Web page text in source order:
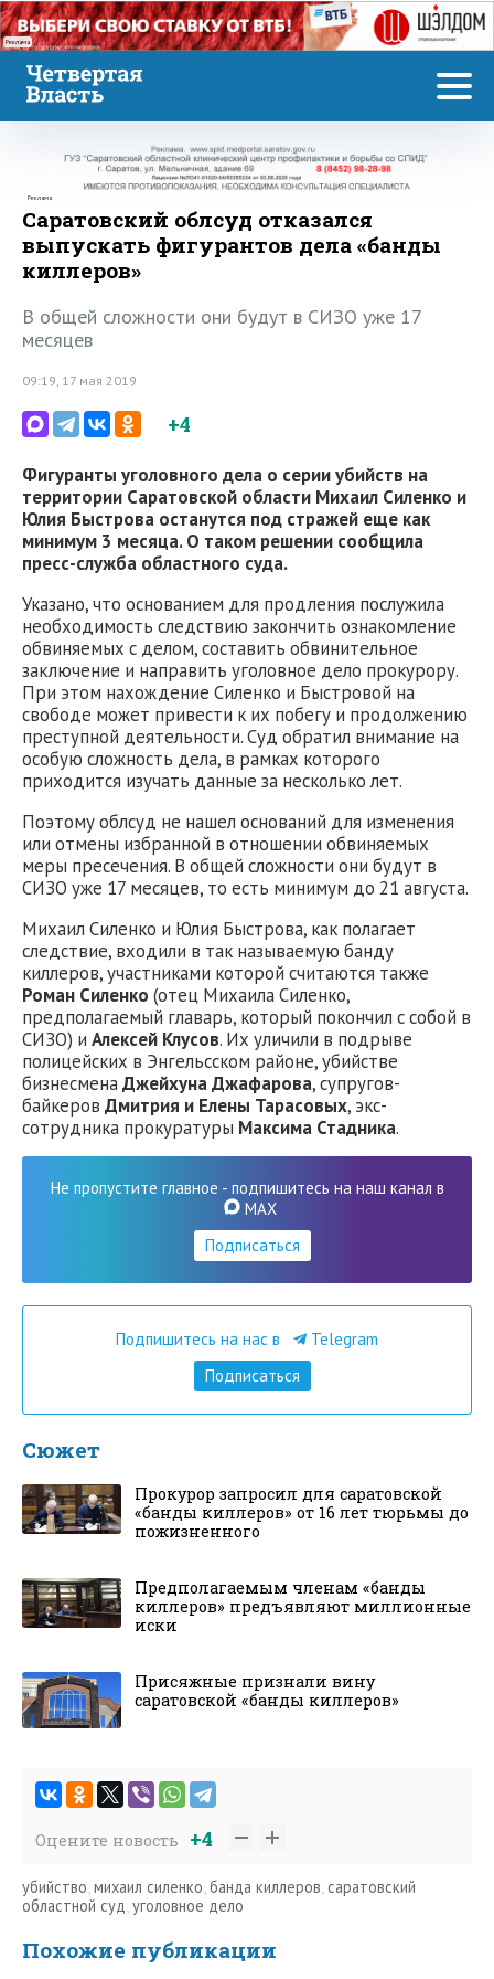
Реклама
Реклама
Саратовский облсуд отказался
выпускать фигурантов дела «банды
киллеров»
В общей сложности они будут в СИЗО уже 17
месяцев
09:19, 17 мая 2019
+4
Фигуранты уголовного дела о серии убийств на
территории Саратовской области Михаил Силенко и
Юлия Быстрова останутся под стражей еще как
минимум 3 месяца. О таком решении сообщила
пресс-служба областного суда.
Указано, что основанием для продления послужила
необходимость следствию закончить ознакомление
обвиняемых с делом, составить обвинительное
заключение и направить уголовное дело прокурору.
При этом нахождение Силенко и Быстровой на
свободе может привести к их побегу и продолжению
преступной деятельности. Суд обратил внимание на
особую сложность дела, в рамках которого
приходится изучать данные за несколько лет.
Поэтому облсуд не нашел оснований для изменения
или отмены избранной в отношении обвиняемых
меры пресечения. В общей сложности они будут в
СИЗО уже 17 месяцев, то есть минимум до 21 августа.
Михаил Силенко и Юлия Быстрова, как полагает
следствие, входили в так называемую банду
киллеров, участниками которой считаются также
Роман Силенко (отец Михаила Силенко,
предполагаемый главарь, который покончил с собой в
СИЗО) и Алексей Клусов. Их уличили в подрыве
полицейских в Энгельсском районе, убийстве
бизнесменаДжейхуна Джафарова, супругов-
байкеров Дмитрия и Елены Тарасовых, экс-
сотрудника прокуратуры Максима Стадника.
Не пропустите главное - подпишитесь на наш канал в
MAX
Подписаться
Подпишитесь на нас в
Telegram
Подписаться
Сюжет
Прокурор запросил для саратовской
«банды киллеров» от 16 лет тюрьмы до
пожизненного
Предполагаемым членам «банды
киллеров» предъявляют миллионные
иски
Присяжные признали вину
саратовской «банды киллеров»
Оцените новость +4
убийство михаил силенко банда киллеров саратовский
областной суд уголовное дело
Похожие публикации